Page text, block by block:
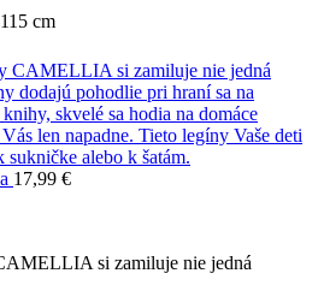
cm
17,99 €
si zamiluje nie jedná